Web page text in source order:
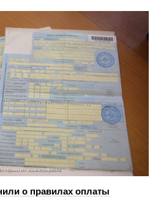
о правилах оплаты